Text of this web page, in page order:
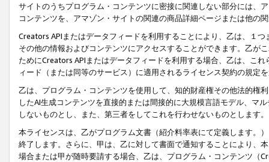
サイトのうちプログラム・コンテンツに密接に関連しない部分には、
コンテンツを、アマゾン・サイトの関連の商品詳細ページまたは他の
Creators APIまたはデータフィードを利用することにより、乙は、１
その他の情報およびコンテンツにアクセスすることができます。乙が
ためにCreators APIまたはデータフィードを利用する場合、乙は、こ
ィード（または同等のサービス）に適用されるライセンス契約の規定
乙は、プログラム・コンテンツを使用して、知的財産権その他法的権
したAI生成コンテンツを直接的または間接的に大規模言語モデル、マ
しないものとし、また、第三者をしてこれを行わせないものとします。
本ライセンスは、乙がプログラム文書（紹介料率表にて定義します。
終了します。さらに、甲は、乙に対して書面で通知することにより、
場合または甲が随時要請する場合、乙は、プログラム・コンテンツ（